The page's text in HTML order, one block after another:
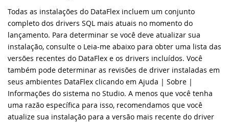
Todas as instalações do DataFlex incluem um conjunto
completo dos drivers SQL mais atuais no momento do
lançamento. Para determinar se você deve atualizar sua
instalação, consulte o Leia-me abaixo para obter uma lista das
versões recentes do DataFlex e os drivers incluídos. Você
também pode determinar as revisões de driver instaladas em
seus ambientes DataFlex clicando em Ajuda | Sobre |
Informações do sistema no Studio. A menos que você tenha
uma razão específica para isso, recomendamos que você
atualize sua instalação para a versão mais recente do driver
DataFlex!
Uma mudança em nossa estratégia de
nomenclatura e atualização de versões de
software
Dominando o Git no DataFlex:
simplificando o gerenciamento de código
com eficiência
DAPCON 2016
EDUC 2016
DISD 2016
Todos os eventos